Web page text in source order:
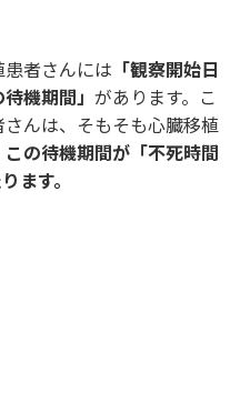
者さんには 「観察開始日
機期間」 があります。こ
んは、そもそも心臓移植
この待機期間が「不死時間
ます。